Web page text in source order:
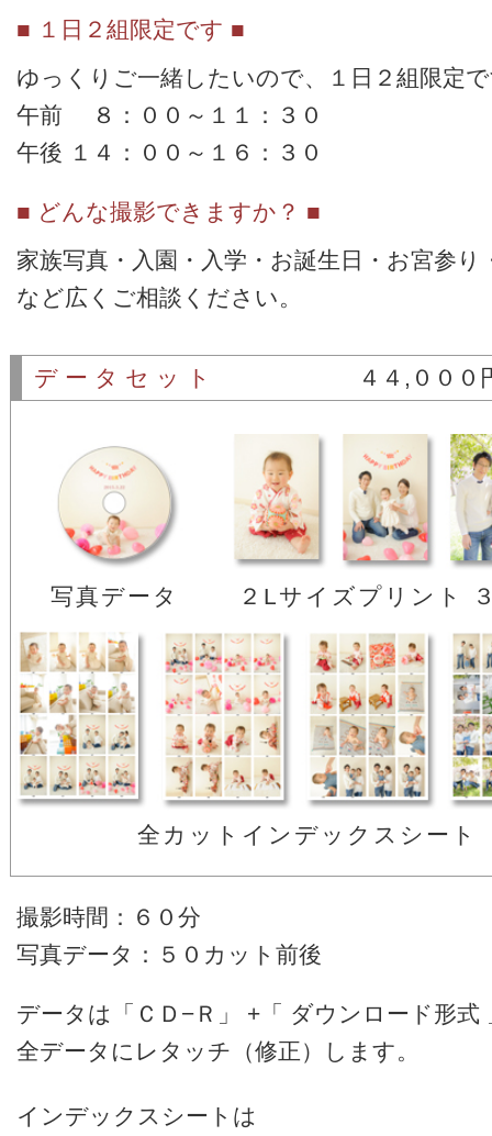
■ １日２組限定です ■
ゆっくりご一緒したいので、１日２組限定
午前 ８：００～１１：３０
午後 １４：００～１６：３０
■ どんな撮影できますか？ ■
家族写真・入園・入学・お誕生日・お宮参り
など広くご相談ください。
データセット ４４,０００
写真データ ２Lサイズプリント
全カットインデックスシート
撮影時間：６０分
写真データ：５０カット前後
データは「ＣＤ−Ｒ」 +「 ダウンロード形式
全データにレタッチ（修正）します。
インデックスシートは